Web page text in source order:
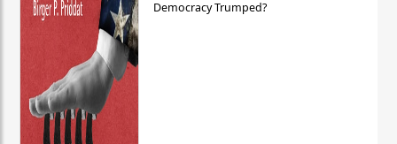
Democracy Trumped?